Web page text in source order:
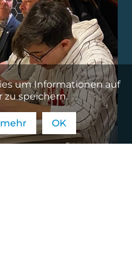
um Informationen auf
zu speichern.
OK